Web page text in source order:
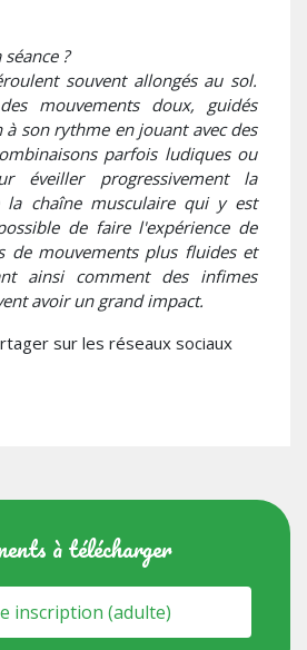
?
souvent allongés au sol.
mouvements doux, guidés
son rythme en jouant avec des
parfois ludiques ou
éveiller progressivement la
chaîne musculaire qui y est
de faire l'expérience de
de mouvements plus fluides et
ainsi comment des infimes
avoir un grand impact.
sur les réseaux sociaux
à télécharger
inscription (adulte)